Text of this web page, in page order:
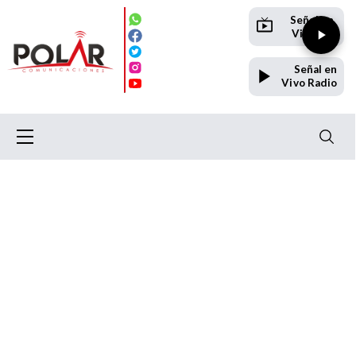
Señal en
Vivo TV
Señal en
Vivo Radio